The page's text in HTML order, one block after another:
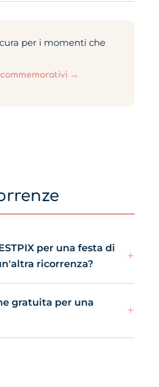
per i momenti che
→
per una festa di
ricorrenza?
+
gratuita per una
+